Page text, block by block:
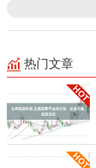
热门文章